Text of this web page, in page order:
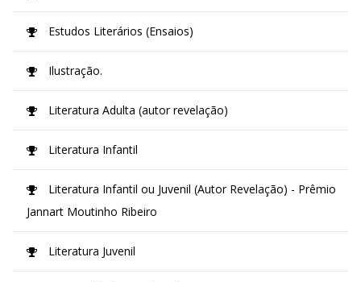
Estudos Literários (Ensaios)
Ilustração.
Literatura Adulta (autor revelação)
Literatura Infantil
Literatura Infantil ou Juvenil (Autor Revelação) - Prêmio
Jannart Moutinho Ribeiro
Literatura Juvenil